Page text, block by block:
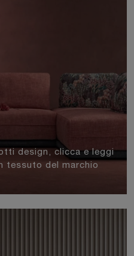
design, clicca e leggi
tessuto del marchio